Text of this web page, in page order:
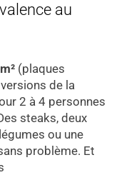
au
(plaques
de la
2 à 4 personnes
steaks, deux
ou une
problème. Et